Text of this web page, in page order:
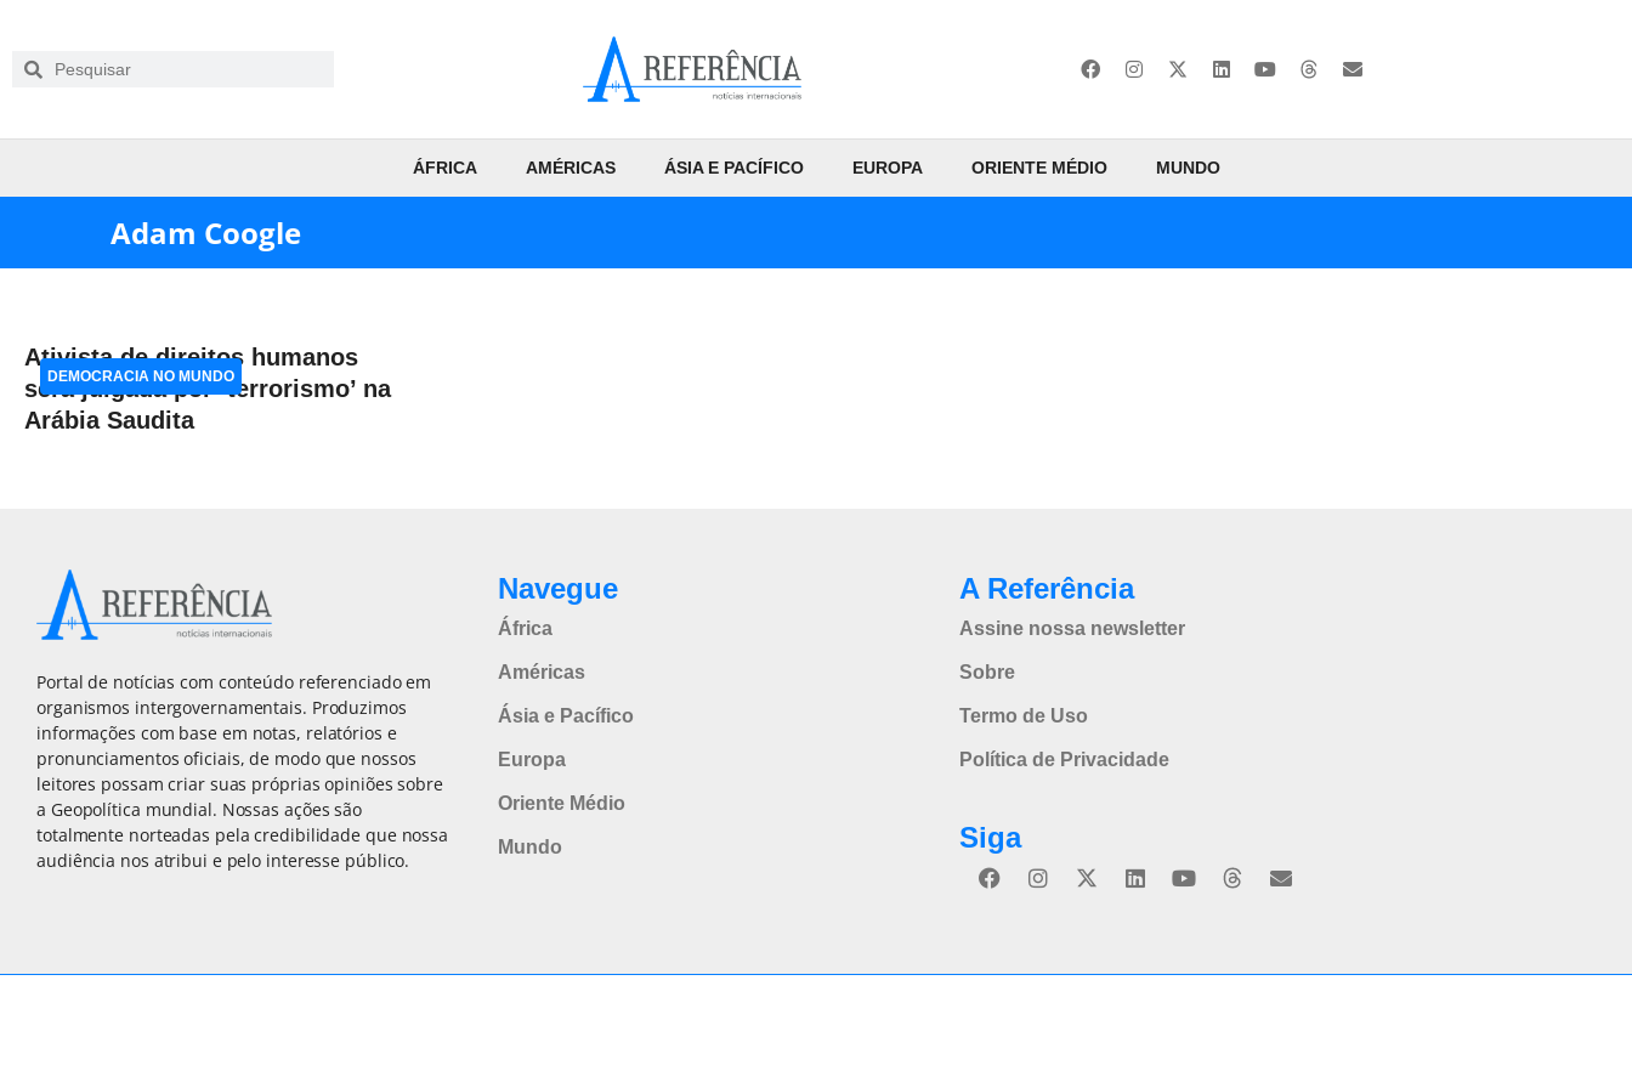
ÁFRICA AMÉRICAS ÁSIA E PACÍFICO EUROPA ORIENTE MÉDIO MUNDO
Adam Coogle
Ativista de direitos humanos
será julgada por ‘terrorismo’ na
Arábia Saudita
DEMOCRACIA NO MUNDO
Portal de notícias com conteúdo referenciado em
organismos intergovernamentais. Produzimos
informações com base em notas, relatórios e
pronunciamentos oficiais, de modo que nossos
leitores possam criar suas próprias opiniões sobre
a Geopolítica mundial. Nossas ações são
totalmente norteadas pela credibilidade que nossa
audiência nos atribui e pelo interesse público.
Navegue
África
Américas
Ásia e Pacífico
Europa
Oriente Médio
Mundo
A Referência
Assine nossa newsletter
Sobre
Termo de Uso
Política de Privacidade
Siga